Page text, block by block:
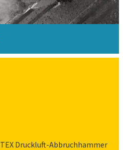
Druckluft-Abbruchhammer